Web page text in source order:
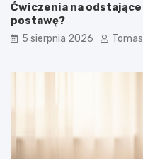
Ćwiczenia na
postawę?
5 sierpnia 2026